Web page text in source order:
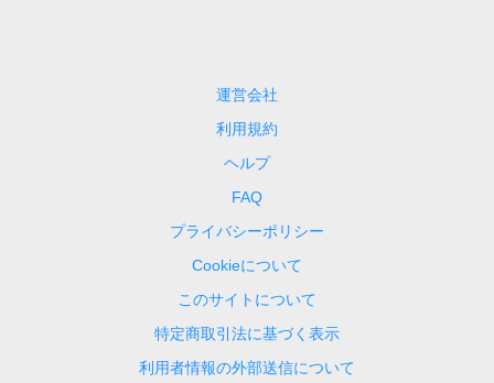
運営会社
利用規約
ヘルプ
FAQ
プライバシーポリシー
Cookieについて
このサイトについて
特定商取引法に基づく表示
利用者情報の外部送信について